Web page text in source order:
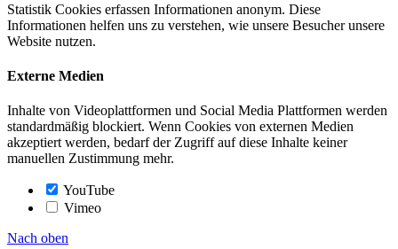
Statistik Cookies erfassen Informationen anonym. Diese
Informationen helfen uns zu verstehen, wie unsere Besucher unsere
Website nutzen.
Externe Medien
Inhalte von Videoplattformen und Social Media Plattformen werden
standardmäßig blockiert. Wenn Cookies von externen Medien
akzeptiert werden, bedarf der Zugriff auf diese Inhalte keiner
manuellen Zustimmung mehr.
YouTube
Vimeo
Nach oben